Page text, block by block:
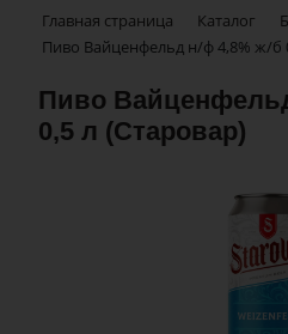
Главная страница Каталог
Пиво Вайценфельд н/ф 4,8% ж/б
Пиво
0,5 л (Старовар)